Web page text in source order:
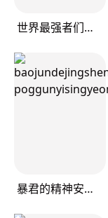
世界最强者们都为我倾倒
暴君的精神安定剂